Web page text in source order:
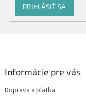
PRIHLÁSIŤ SA
Informácie pre vás
Doprava a platba